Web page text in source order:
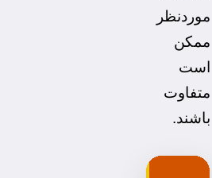
موردنظر
ممکن
است
متفاوت
باشند.